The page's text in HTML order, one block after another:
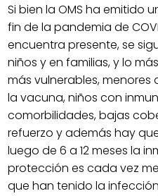
Si bien la OMS ha emitido
fin de la pandemia de
encuentra presente, se
niños y en familias, y lo
más vulnerables,
la vacuna, niños con
comorbilidades, bajas
refuerzo y además hay
luego de 6 a 12 meses la
protección es cada vez
que han tenido la infección